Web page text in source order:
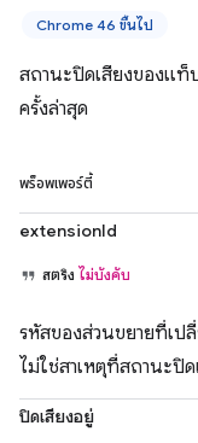
Chrome 46 ขึ้นไป
สถานะปิดเสียงของแท็
ครั้งล่าสุด
พร็อพเพอร์ตี้
extensionId
สตริง ไม่บังคับ
รหัสของส่วนขยายที่เป
ไม่ใช่สาเหตุที่สถานะปิ
ปิดเสียงอยู่